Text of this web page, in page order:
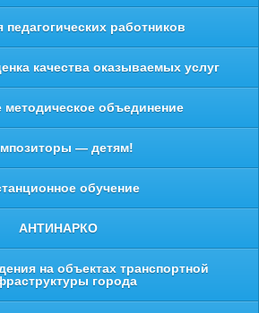
педагогических работников
качества оказываемых услуг
методическое объединение
— детям!
обучение
АНТИНАРКО
на объектах транспортной
города